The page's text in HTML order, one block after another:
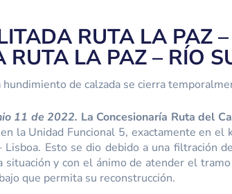
RUTA LA PAZ
RUTA LA PAZ – RÍO
hundimiento de calzada se cierra
11 de 2022. La Concesionaría Ruta del
la Unidad Funcional 5, exactamente en
Lisboa. Esto se dio debido a una filtración
situación y con el ánimo de atender el
que permita su reconstrucción.